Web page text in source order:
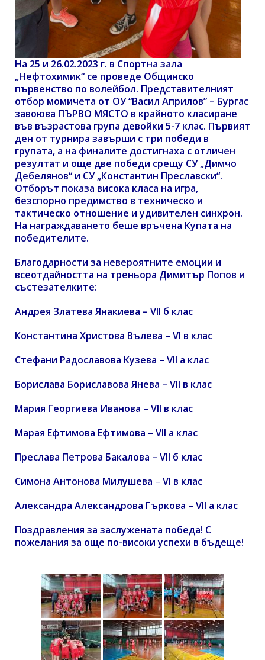
На 25 и 26.02.2023 г. в Спортна зала
„Нефтохимик“ се проведе Общинско
първенство по волейбол. Представителният
отбор момичета от ОУ “Васил Априлов” – Бургас
завоюва ПЪРВО МЯСТО в крайното класиране
във възрастова група девойки 5-7 клас. Първият
ден от турнира завърши с три победи в
групата, а на финалите достигнаха с отличен
резултат и още две победи срещу СУ „Димчо
Дебелянов“ и СУ „Константин Преславски“.
Отборът показа висока класа на игра,
безспорно предимство в техническо и
тактическо отношение и удивителен синхрон.
На награждаването беше връчена Купата на
победителите.
Благодарности за невероятните емоции и
всеотдайността на треньора Димитър Попов и
състезателките:
Андрея Златева Янакиева – VII б клас
Константина Христова Вълева – VI в клас
Стефани Радославова Кузева – VII а клас
Борислава Бориславова Янева – VII в клас
Мария Георгиева Иванова – VII в клас
Марая Ефтимова Ефтимова – VII а клас
Преслава Петрова Бакалова – VII б клас
Симона Антонова Милушева – VI в клас
Александра Александрова Гъркова – VII а клас
Поздравления за заслужената победа! С
пожелания за още по-високи успехи в бъдеще!